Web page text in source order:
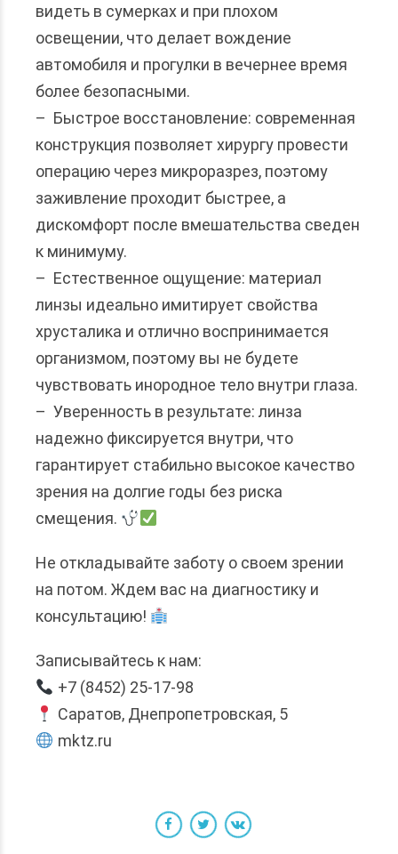
видеть в сумерках и при плохом
освещении, что делает вождение
автомобиля и прогулки в вечернее время
более безопасными.
– Быстрое восстановление: современная
конструкция позволяет хирургу провести
операцию через микроразрез, поэтому
заживление проходит быстрее, а
дискомфорт после вмешательства сведен
к минимуму.
– Естественное ощущение: материал
линзы идеально имитирует свойства
хрусталика и отлично воспринимается
организмом, поэтому вы не будете
чувствовать инородное тело внутри глаза.
– Уверенность в результате: линза
надежно фиксируется внутри, что
гарантирует стабильно высокое качество
зрения на долгие годы без риска
смещения.
Не откладывайте заботу о своем зрении
на потом. Ждем вас на диагностику и
консультацию!
Записывайтесь к нам:
+7 (8452) 25-17-98
Саратов, Днепропетровская, 5
mktz.ru